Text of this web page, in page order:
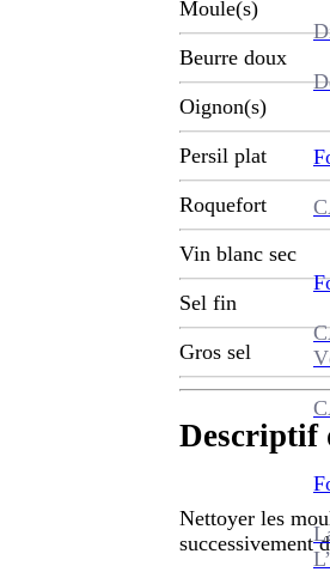
Moule(s)
Beurre doux
Oignon(s)
Persil plat
Roquefort
Vin blanc sec
Sel fin
Gros sel
Descriptif
Nettoyer les
successivement